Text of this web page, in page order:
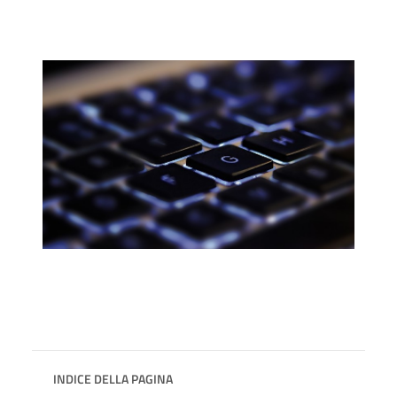
INDICE DELLA PAGINA